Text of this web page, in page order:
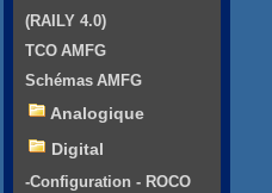
(RAILY 4.0)
TCO AMFG
Schémas AMFG
Analogique
Digital
-Configuration - ROCO